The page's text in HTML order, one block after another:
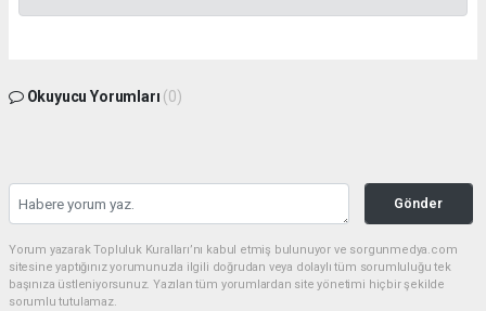
Okuyucu Yorumları (0)
Gönder
Yorum yazarak Topluluk Kuralları’nı kabul etmiş bulunuyor ve sorgunmedya.com
sitesine yaptığınız yorumunuzla ilgili doğrudan veya dolaylı tüm sorumluluğu tek
başınıza üstleniyorsunuz. Yazılan tüm yorumlardan site yönetimi hiçbir şekilde
sorumlu tutulamaz.